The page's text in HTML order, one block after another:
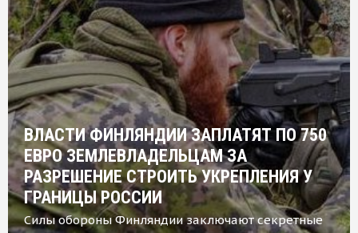
ВЛАСТИ ФИНЛЯНДИИ ЗАПЛАТЯТ ПО 750
ЕВРО ЗЕМЛЕВЛАДЕЛЬЦАМ ЗА
РАЗРЕШЕНИЕ СТРОИТЬ УКРЕПЛЕНИЯ У
ГРАНИЦЫ РОССИИ
Силы обороны Финляндии заключают секретные